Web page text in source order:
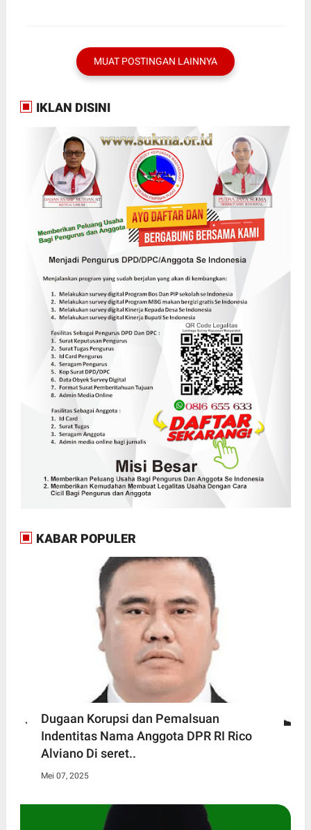
MUAT POSTINGAN LAINNYA
IKLAN DISINI
KABAR POPULER
Dugaan Korupsi dan Pemalsuan
Indentitas Nama Anggota DPR RI Rico
Alviano Di seret..
Mei 07, 2025